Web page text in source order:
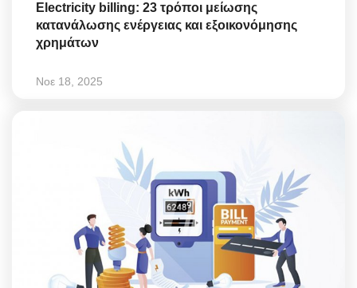
Electricity billing: 23 τρόποι μείωσης
κατανάλωσης ενέργειας και εξοικονόμησης
χρημάτων
Νοε 18, 2025